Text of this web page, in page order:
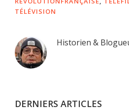
TÉLÉVISION
Barre
latérale
Historien &
DERNIERS ARTICLES